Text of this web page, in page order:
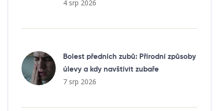
4 srp 2026
Bolest předních zubů: Přírodní způsoby
úlevy a kdy navštívit zubaře
7 srp 2026